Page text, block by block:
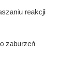
reakcji
zaburzeń